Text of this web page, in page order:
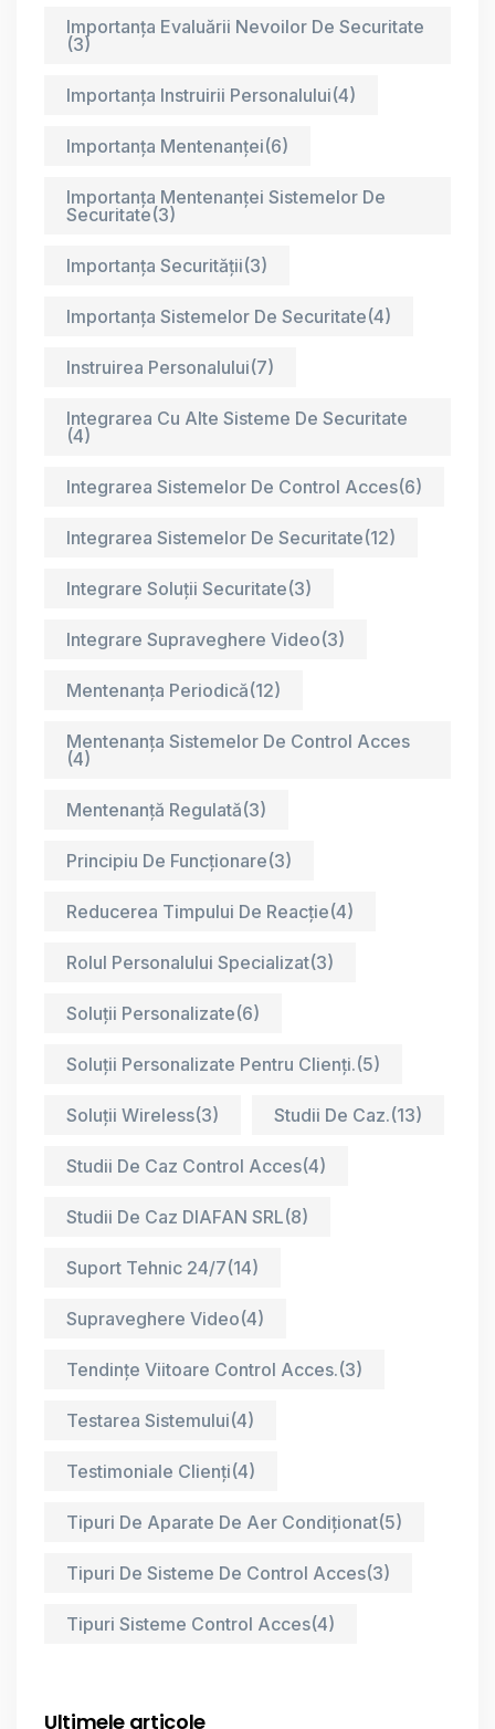
Importanța Evaluării Nevoilor De Securitate
(3)
Importanța Instruirii Personalului(4)
Importanța Mentenanței(6)
Importanța Mentenanței Sistemelor De
Securitate(3)
Importanța Securității(3)
Importanța Sistemelor De Securitate(4)
Instruirea Personalului(7)
Integrarea Cu Alte Sisteme De Securitate
(4)
Integrarea Sistemelor De Control Acces(6)
Integrarea Sistemelor De Securitate(12)
Integrare Soluții Securitate(3)
Integrare Supraveghere Video(3)
Mentenanța Periodică(12)
Mentenanța Sistemelor De Control Acces
(4)
Mentenanță Regulată(3)
Principiu De Funcționare(3)
Reducerea Timpului De Reacție(4)
Rolul Personalului Specializat(3)
Soluții Personalizate(6)
Soluții Personalizate Pentru Clienți.(5)
Soluții Wireless(3) Studii De Caz.(13)
Studii De Caz Control Acces(4)
Studii De Caz DIAFAN SRL(8)
Suport Tehnic 24/7(14)
Supraveghere Video(4)
Tendințe Viitoare Control Acces.(3)
Testarea Sistemului(4)
Testimoniale Clienți(4)
Tipuri De Aparate De Aer Condiționat(5)
Tipuri De Sisteme De Control Acces(3)
Tipuri Sisteme Control Acces(4)
Ultimele articole